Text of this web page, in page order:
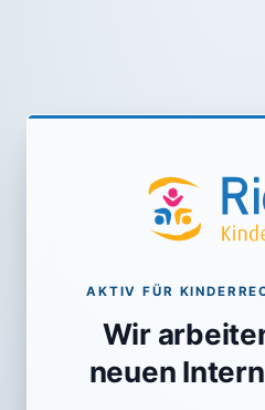
AKTIV FÜR
Wir
neuen